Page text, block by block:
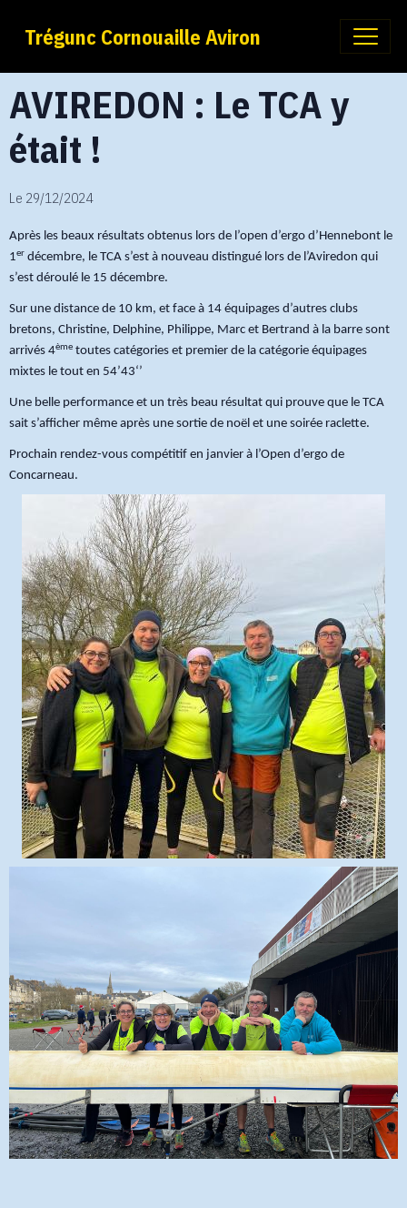
Trégunc Cornouaille Aviron
AVIREDON : Le TCA y
était !
Le 29/12/2024
Après les beaux résultats obtenus lors de l’open d’ergo d’Hennebont le
1er décembre, le TCA s’est à nouveau distingué lors de l’Aviredon qui
s’est déroulé le 15 décembre.
Sur une distance de 10 km, et face à 14 équipages d’autres clubs
bretons, Christine, Delphine, Philippe, Marc et Bertrand à la barre sont
arrivés 4ème toutes catégories et premier de la catégorie équipages
mixtes le tout en 54’43‘’
Une belle performance et un très beau résultat qui prouve que le TCA
sait s’afficher même après une sortie de noël et une soirée raclette.
Prochain rendez-vous compétitif en janvier à l’Open d’ergo de
Concarneau.